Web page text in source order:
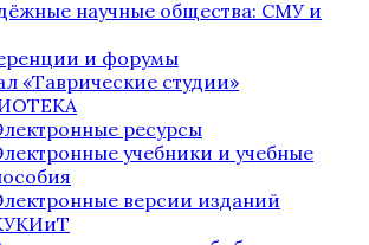
научные общества: СМУ и
и форумы
«Таврические студии»
ресурсы
учебники и учебные
версии изданий